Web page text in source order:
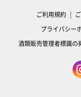
ご利用規約
プライバシー
酒類販売管理者標識の